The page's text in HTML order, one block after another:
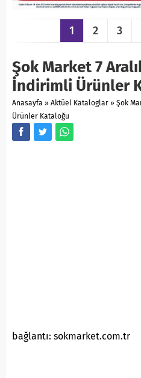
1 2 3
Şok Market 7
İndirimli Ürünler
Anasayfa » Aktüel Kataloglar » Şok
Ürünler Kataloğu
bağlantı: sokmarket.com.tr